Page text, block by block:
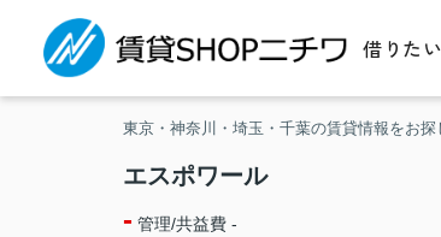
借りたい
東京・神奈川・埼玉・千葉の賃貸情報をお探
エスポワール
- 管理/共益費 -